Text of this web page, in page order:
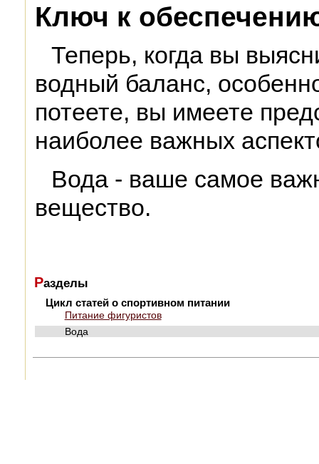
Ключ к
Теперь, когда вы
водный баланс,
потеете, вы имеете
наиболее важных
Вода - ваше самое
вещество.
Разделы
Цикл статей о спортивном питании
Питание фигуристов
Вода